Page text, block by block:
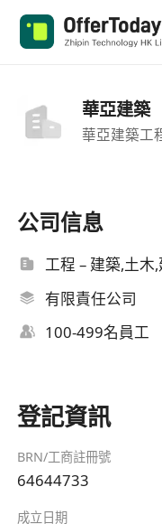
華亞建築
華亞建築工
公司信息
工程 – 建築,土木
有限責任公司
100-499名員工
登記資訊
BRN/工商註冊號
64644733
成立日期